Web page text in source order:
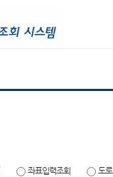
좌표입력조회 도